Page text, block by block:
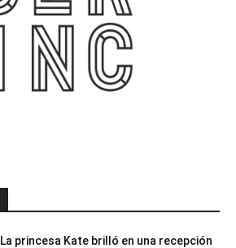
La princesa Kate brilló en una recepción